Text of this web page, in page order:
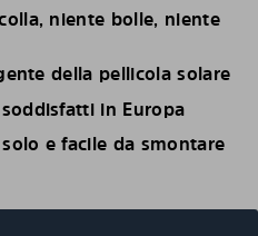
niente bolle, niente
della pellicola solare
in Europa
e facile da smontare